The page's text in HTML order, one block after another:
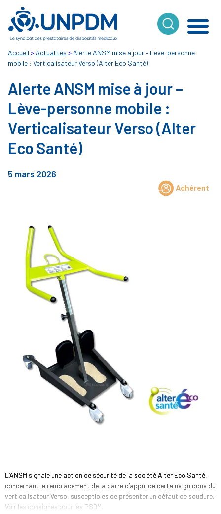
Accueil > Actualités > Alerte ANSM mise à jour – Lève-personne
mobile : Verticalisateur Verso (Alter Eco Santé)
Alerte ANSM mise à jour –
Lève-personne mobile :
Verticalisateur Verso (Alter
Eco Santé)
5 mars 2026
Adhérent
L’ANSM signale une action de sécurité de la société Alter Eco Santé,
concernant le remplacement de la barre d’appui de certains guidons du
verticalisateur Verso, susceptibles de présenter un défaut de soudure.
Voir les consignes pour les PSDM.